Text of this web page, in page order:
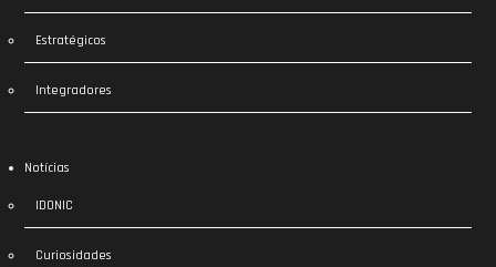
Estratégicos
Integradores
Notícias
IDONIC
Curiosidades